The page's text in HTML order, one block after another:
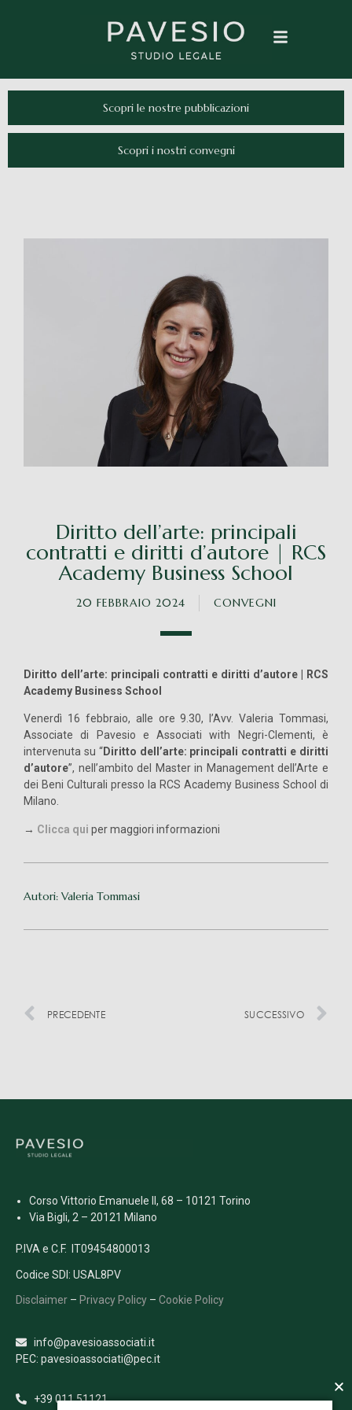
Scopri le nostre pubblicazioni
Scopri i nostri convegni
Diritto dell’arte: principali
contratti e diritti d’autore | RCS
Academy Business School
20 FEBBRAIO 2024 CONVEGNI
Diritto dell’arte: principali contratti e diritti d’autore | RCS
Academy Business School
Venerdì 16 febbraio, alle ore 9.30, l’Avv. Valeria Tommasi,
Associate di Pavesio e Associati with Negri-Clementi, è
intervenuta su “Diritto dell’arte: principali contratti e diritti
d’autore”, nell’ambito del Master in Management dell’Arte e
dei Beni Culturali presso la RCS Academy Business School di
Milano.
→ Clicca qui per maggiori informazioni
Autori: Valeria Tommasi
PRECEDENTE SUCCESSIVO
Corso Vittorio Emanuele II, 68 – 10121 Torino
Via Bigli, 2 – 20121 Milano
P.IVA e C.F. IT09454800013
Codice SDI: USAL8PV
Disclaimer – Privacy Policy – Cookie Policy
info@pavesioassociati.it
PEC: pavesioassociati@pec.it
+39 011 51121